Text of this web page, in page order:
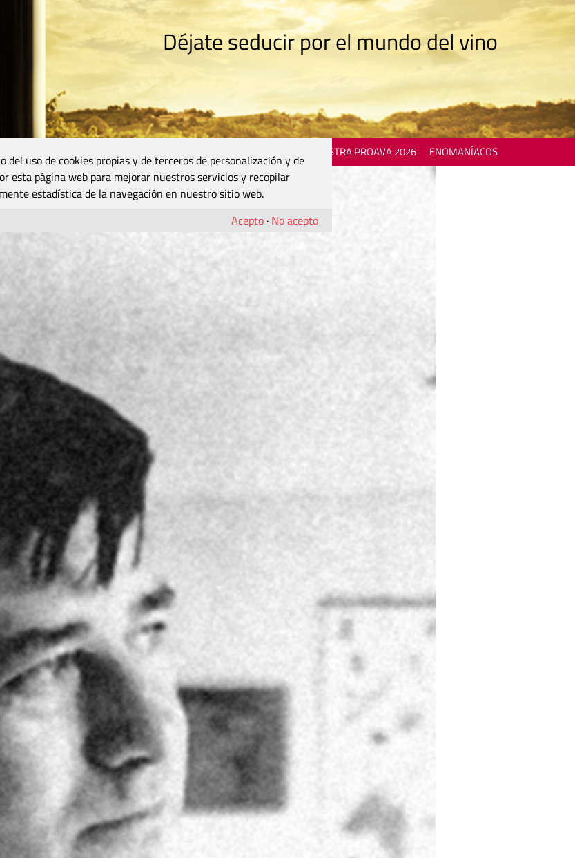
Déjate seducir por el mundo del vino
MOSTRA PROAVA 2026 ENOMANÍACOS
del uso de cookies propias y de terceros de personalización y de
esta página web para mejorar nuestros servicios y recopilar
estadística de la navegación en nuestro sitio web.
Acepto · No acepto